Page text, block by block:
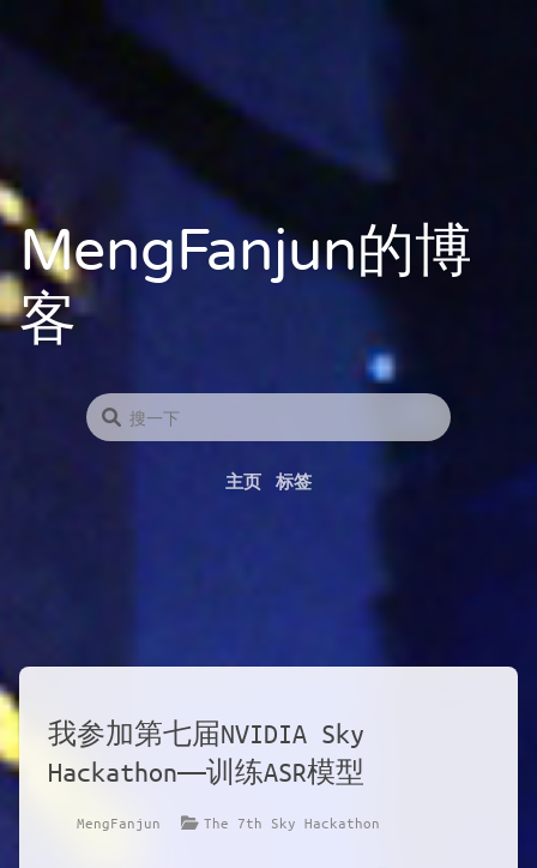
MengFanjun的博
客
主页 标签
我参加第七届NVIDIA Sky
Hackathon——训练ASR模型
MengFanjun The 7th Sky Hackathon